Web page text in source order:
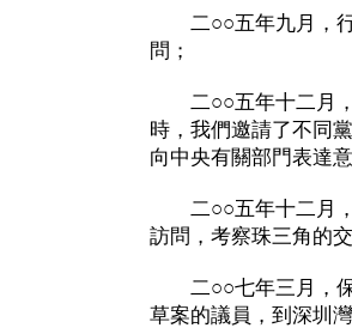
二○○五年九月，行
問；
二○○五年十二月，
時，我們邀請了不同
向中央有關部門表達意
二○○五年十二月，
訪問，考察珠三角的
二○○七年三月，保
草案的議員，到深圳